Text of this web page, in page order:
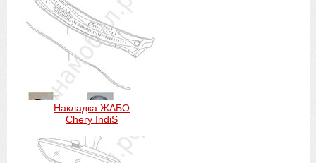
Накладка ЖАБО
Chery IndiS